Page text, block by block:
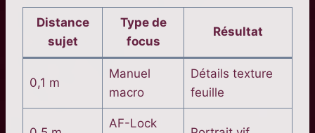
Distance
sujet
Type de
focus
Résultat
0,1 m
Manuel
macro
Détails texture
feuille
AF-Lock